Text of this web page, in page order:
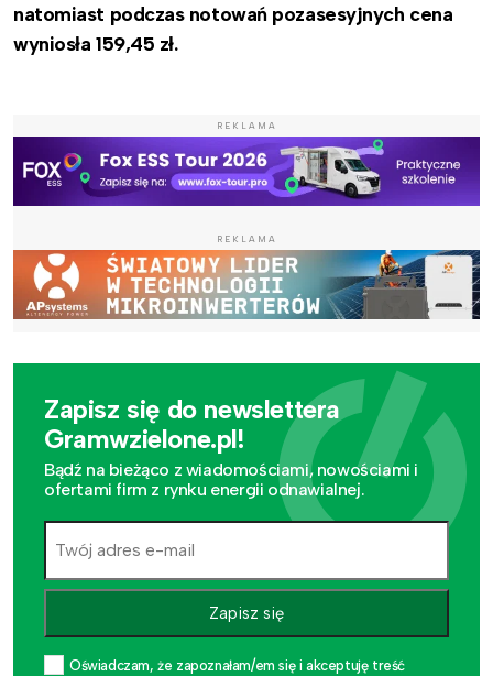
natomiast podczas notowań pozasesyjnych cena
wyniosła 159,45 zł.
REKLAMA
REKLAMA
Zapisz się do newslettera
Gramwzielone.pl!
Bądź na bieżąco z wiadomościami, nowościami i
ofertami firm z rynku energii odnawialnej.
Zapisz się
Oświadczam, że zapoznałam/em się i akceptuję treść